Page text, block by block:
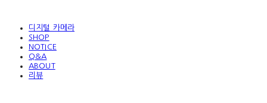
디지털 카메라
SHOP
NOTICE
Q&A
ABOUT
리뷰